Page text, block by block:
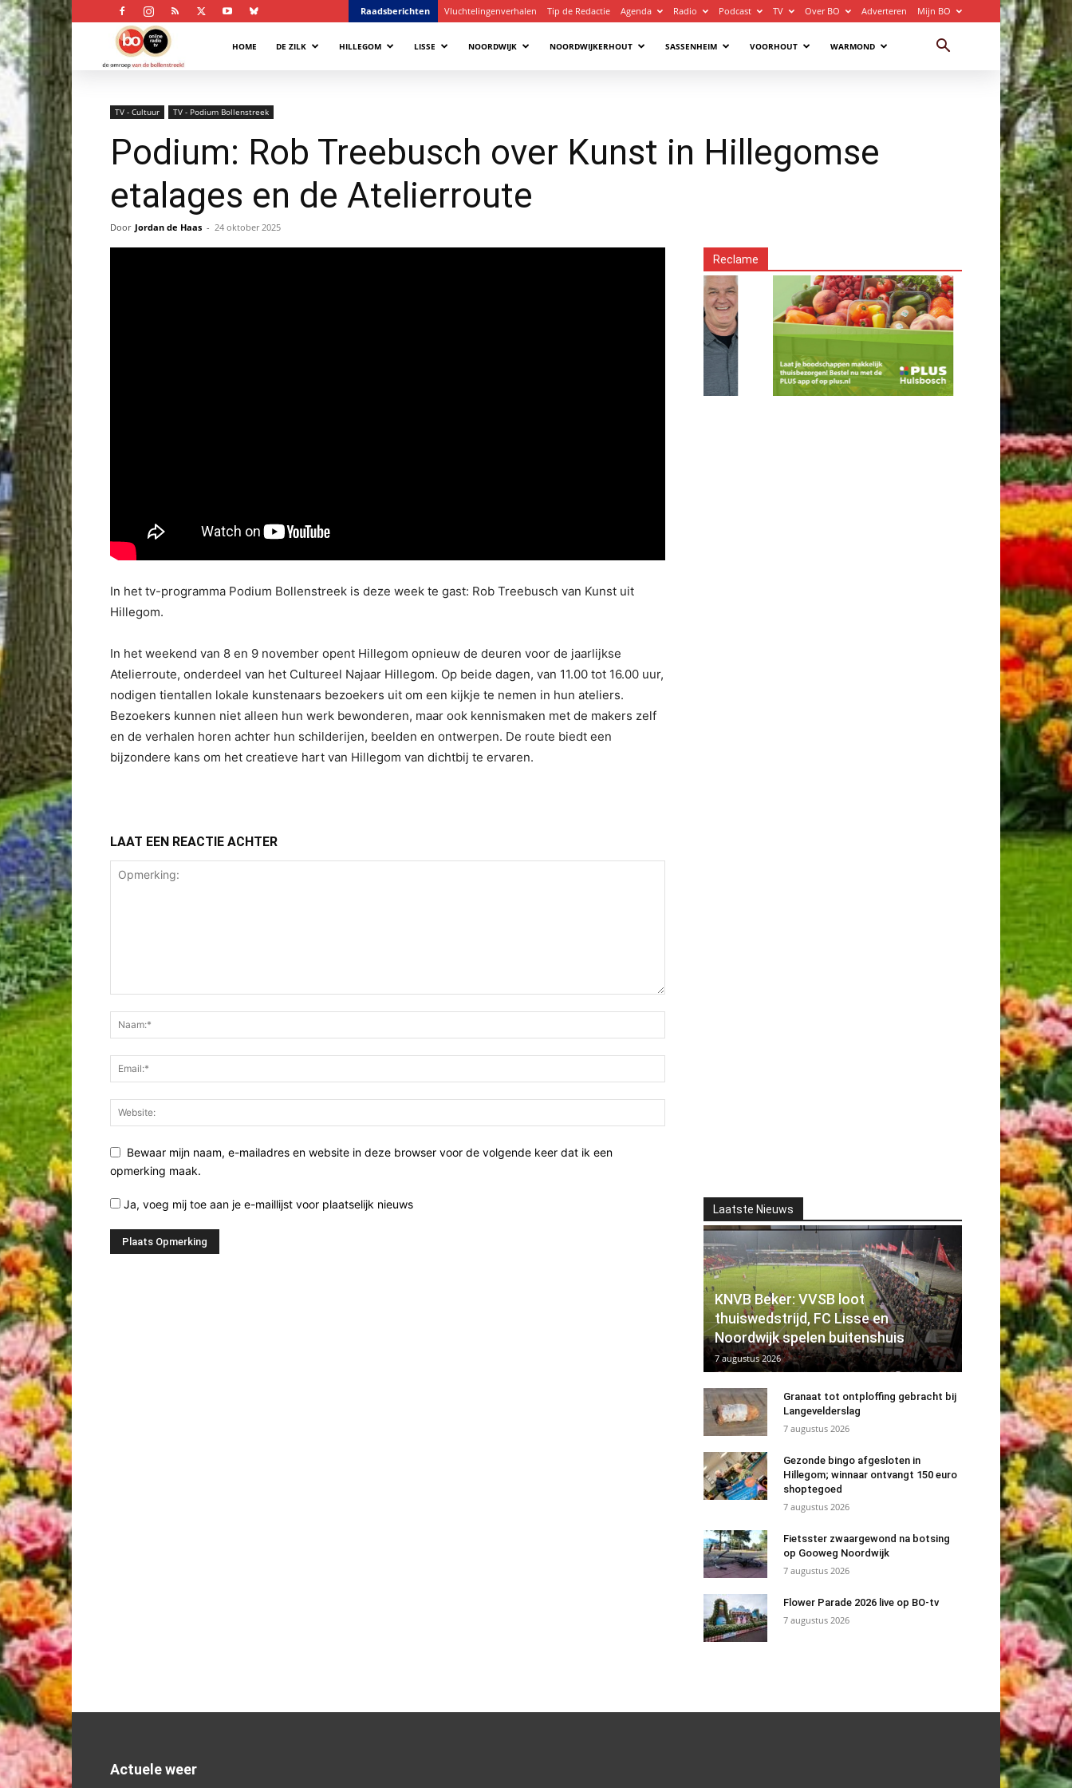
Raadsberichten Vluchtelingenverhalen Tip de Redactie Agenda Radio Podcast TV Over BO Adverteren Mijn BO
Bollenstreek
HOME DE ZILK HILLEGOM LISSE NOORDWIJK NOORDWIJKERHOUT SASSENHEIM VOORHOUT WARMOND
TV - Cultuur TV - Podium Bollenstreek
Podium: Rob Treebusch over Kunst in Hillegomse
etalages en de Atelierroute
Door Jordan de Haas - 24 oktober 2025
In het tv-programma Podium Bollenstreek is deze week te gast: Rob Treebusch van Kunst uit
Hillegom.
In het weekend van 8 en 9 november opent Hillegom opnieuw de deuren voor de jaarlijkse
Atelierroute, onderdeel van het Cultureel Najaar Hillegom. Op beide dagen, van 11.00 tot 16.00 uur,
nodigen tientallen lokale kunstenaars bezoekers uit om een kijkje te nemen in hun ateliers.
Bezoekers kunnen niet alleen hun werk bewonderen, maar ook kennismaken met de makers zelf
en de verhalen horen achter hun schilderijen, beelden en ontwerpen. De route biedt een
bijzondere kans om het creatieve hart van Hillegom van dichtbij te ervaren.
LAAT EEN REACTIE ACHTER
Bewaar mijn naam, e-mailadres en website in deze browser voor de volgende keer dat ik een
opmerking maak.
Ja, voeg mij toe aan je e-maillijst voor plaatselijk nieuws
Reclame
Laatste Nieuws
KNVB Beker: VVSB loot
thuiswedstrijd, FC Lisse en
Noordwijk spelen buitenshuis
7 augustus 2026
Granaat tot ontploffing gebracht bij
Langevelderslag
7 augustus 2026
Gezonde bingo afgesloten in
Hillegom; winnaar ontvangt 150 euro
shoptegoed
7 augustus 2026
Fietsster zwaargewond na botsing
op Gooweg Noordwijk
7 augustus 2026
Flower Parade 2026 live op BO-tv
7 augustus 2026
Actuele weer